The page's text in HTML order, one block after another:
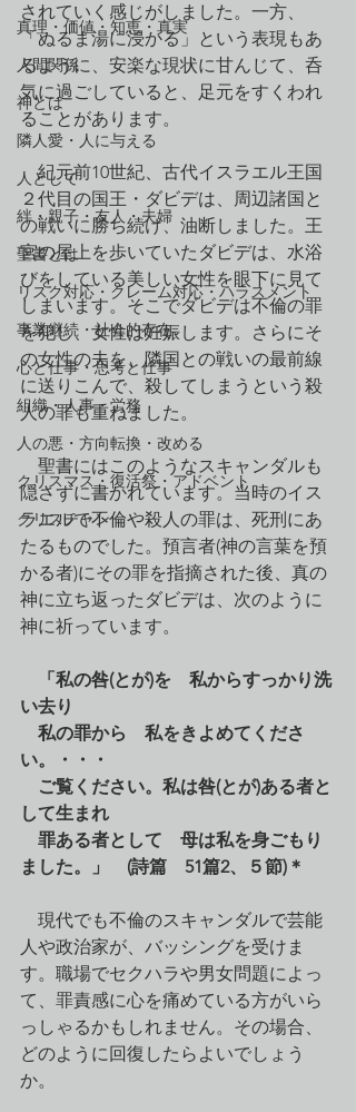
真理・価値・知恵・真実
人間関係
神とは
隣人愛・人に与える
人として
絆・親子・友人・夫婦
聖書とは
リスク対応・クレーム対応・ハラスメント
事業継続・社会的存在
心と仕事・思考と仕事
組織・人事・労務
人の悪・方向転換・改める
クリスマス・復活祭・アドベント
クリスチャン
されていく感じがしました。一方、
「ぬるま湯に浸かる」という表現もあ
るように、安楽な現状に甘んじて、呑
気に過ごしていると、足元をすくわれ
ることがあります。
紀元前10世紀、古代イスラエル王国
２代目の国王・ダビデは、周辺諸国と
の戦いに勝ち続け、油断しました。王
宮の屋上を歩いていたダビデは、水浴
びをしている美しい女性を眼下に見て
しまいます。そこでダビデは不倫の罪
を犯し、女性は妊娠します。さらにそ
の女性の夫を、隣国との戦いの最前線
に送りこんで、殺してしまうという殺
人の罪も重ねました。
聖書にはこのようなスキャンダルも
隠さずに書かれています。当時のイス
ラエルで不倫や殺人の罪は、死刑にあ
たるものでした。預言者(神の言葉を預
かる者)にその罪を指摘された後、真の
神に立ち返ったダビデは、次のように
神に祈っています。
「私の咎(とが)を　私からすっかり洗
い去り
私の罪から　私をきよめてくださ
い。・・・
ご覧ください。私は咎(とが)ある者と
して生まれ
罪ある者として　母は私を身ごもり
ました。」　(詩篇　51篇2、５節)＊
現代でも不倫のスキャンダルで芸能
人や政治家が、バッシングを受けま
す。職場でセクハラや男女問題によっ
て、罪責感に心を痛めている方がいら
っしゃるかもしれません。その場合、
どのように回復したらよいでしょう
か。